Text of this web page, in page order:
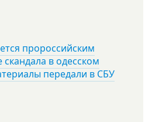
пророссийским
скандала в одесском
передали в СБУ